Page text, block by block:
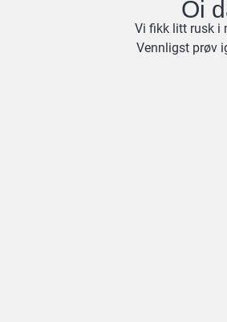
Oi
Vi fikk litt rusk i
Vennligst prøv